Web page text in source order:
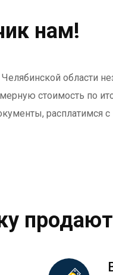
нам!
области
стоимость по
расплатимся